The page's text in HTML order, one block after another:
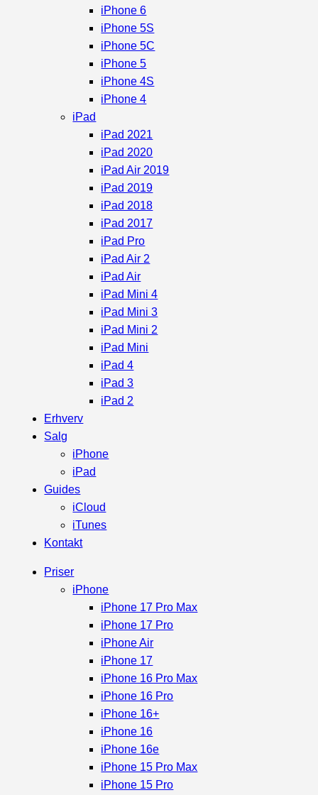
iPhone 6
iPhone 5S
iPhone 5C
iPhone 5
iPhone 4S
iPhone 4
iPad
iPad 2021
iPad 2020
iPad Air 2019
iPad 2019
iPad 2018
iPad 2017
iPad Pro
iPad Air 2
iPad Air
iPad Mini 4
iPad Mini 3
iPad Mini 2
iPad Mini
iPad 4
iPad 3
iPad 2
Erhverv
Salg
iPhone
iPad
Guides
iCloud
iTunes
Kontakt
Priser
iPhone
iPhone 17 Pro Max
iPhone 17 Pro
iPhone Air
iPhone 17
iPhone 16 Pro Max
iPhone 16 Pro
iPhone 16+
iPhone 16
iPhone 16e
iPhone 15 Pro Max
iPhone 15 Pro